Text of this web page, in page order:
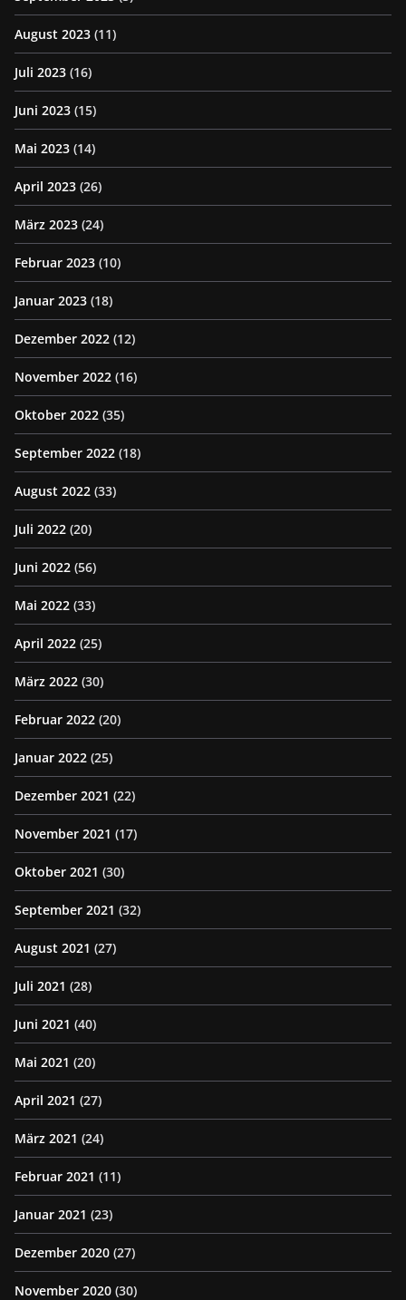
August 2023 (11)
Juli 2023 (16)
Juni 2023 (15)
Mai 2023 (14)
April 2023 (26)
März 2023 (24)
Februar 2023 (10)
Januar 2023 (18)
Dezember 2022 (12)
November 2022 (16)
Oktober 2022 (35)
September 2022 (18)
August 2022 (33)
Juli 2022 (20)
Juni 2022 (56)
Mai 2022 (33)
April 2022 (25)
März 2022 (30)
Februar 2022 (20)
Januar 2022 (25)
Dezember 2021 (22)
November 2021 (17)
Oktober 2021 (30)
September 2021 (32)
August 2021 (27)
Juli 2021 (28)
Juni 2021 (40)
Mai 2021 (20)
April 2021 (27)
März 2021 (24)
Februar 2021 (11)
Januar 2021 (23)
Dezember 2020 (27)
November 2020 (30)